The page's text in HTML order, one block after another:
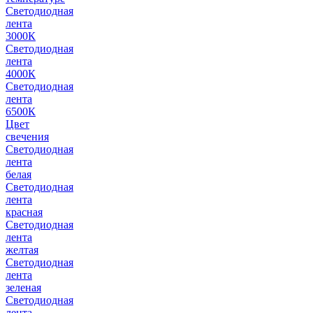
Светодиодная
лента
3000К
Светодиодная
лента
4000К
Светодиодная
лента
6500К
Цвет
свечения
Светодиодная
лента
белая
Светодиодная
лента
красная
Светодиодная
лента
желтая
Светодиодная
лента
зеленая
Светодиодная